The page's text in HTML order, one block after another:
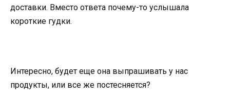
доставки. Вместо ответа почему-то услышала
короткие гудки.
Интересно, будет еще она выпрашивать у нас
продукты, или все же постесняется?